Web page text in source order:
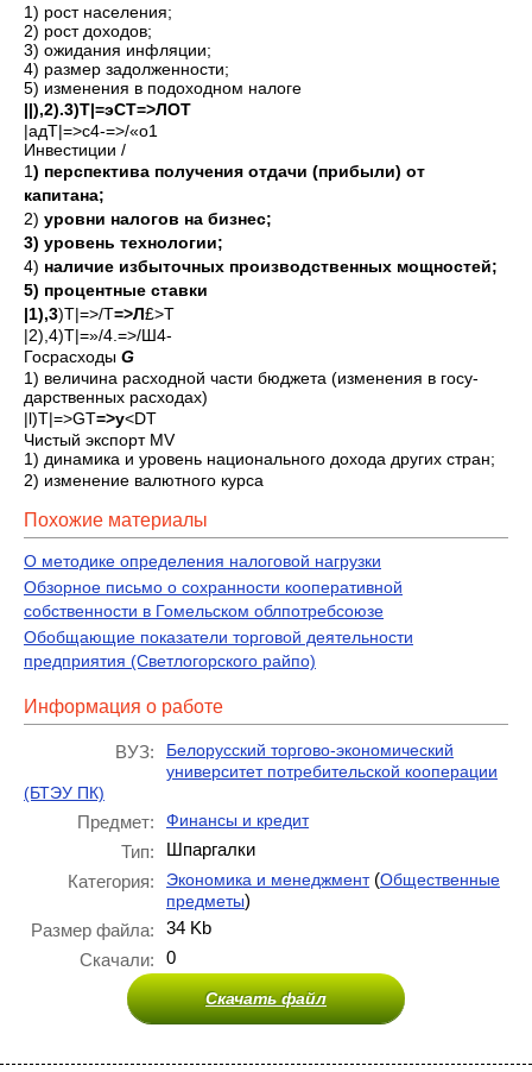
1) рост населения;
2) рост доходов;
3) ожидания инфляции;
4) размер задолженности;
5) изменения в подоход­ном налоге
||),2).3)Т|=эСТ=>ЛОТ
|адТ|=>с4-=>/«о1
Инвестиции /
1) перспектива получения отдачи (прибыли) от
капитана;
2) уровни налогов на бизнес;
3) уровень технологии;
4) наличие избыточных произ­водственных мощностей;
5) процентные ставки
|1),3)Т|=>/Т=>Л£>Т
|2),4)Т|=»/4.=>/Ш4-
Госрасходы G
1) величина расход­ной части бюджета (изменения в госу­
дарственных расхо­дах)
|l)T|=>GT=>y<DT
Чистый экспорт MV
1) динамика и уровень нацио­нального дохода других стран;
2) изменение валютного курса
Похожие материалы
О методике определения налоговой нагрузки
Обзорное письмо о сохранности кооперативной
собственности в Гомельском облпотребсоюзе
Обобщающие показатели торговой деятельности
предприятия (Светлогорского райпо)
Информация о работе
ВУЗ:
Белорусский торгово-экономический
университет потребительской кооперации
(БТЭУ ПК)
Предмет: Финансы и кредит
Тип:
Шпаргалки
Категория:
Экономика и менеджмент(Общественные
предметы)
Размер файла:
34 Kb
Скачали:
0
Скачать файл